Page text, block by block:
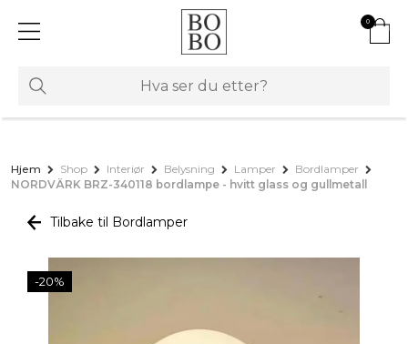
0
Hjem Shop Interiør Belysning Lamper
Bordlamper
NORDVÄRK BRZ-340118 bordlampe - hvitt glass og gullmetall
Tilbake til Bordlamper
-20%